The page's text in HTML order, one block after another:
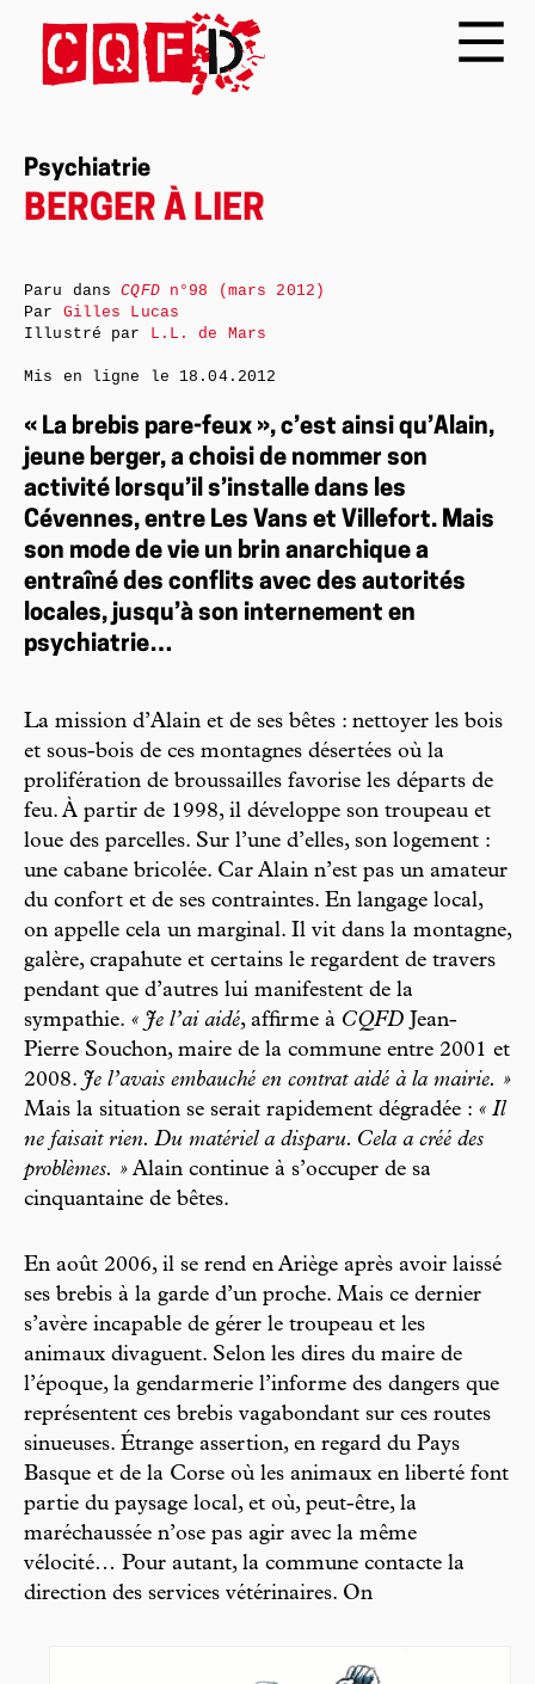
Psychiatrie
BERGER À LIER
« La brebis pare-feux », c’est ainsi qu’Alain,
jeune berger, a choisi de nommer son
activité lorsqu’il s’installe dans les
Cévennes, entre Les Vans et Villefort. Mais
son mode de vie un brin anarchique a
entraîné des conflits avec des autorités
locales, jusqu’à son internement en
psychiatrie…
La mission d’Alain et de ses bêtes : nettoyer les bois
et sous-bois de ces montagnes désertées où la
prolifération de broussailles favorise les départs de
feu. À partir de 1998, il développe son troupeau et
loue des parcelles. Sur l’une d’elles, son logement :
une cabane bricolée. Car Alain n’est pas un amateur
du confort et de ses contraintes. En langage local,
on appelle cela un marginal. Il vit dans la montagne,
galère, crapahute et certains le regardent de travers
pendant que d’autres lui manifestent de la
sympathie. « Je l’ai aidé, affirme à CQFD Jean-
Pierre Souchon, maire de la commune entre 2001 et
2008. Je l’avais embauché en contrat aidé à la mairie. »
Mais la situation se serait rapidement dégradée : « Il
ne faisait rien. Du matériel a disparu. Cela a créé des
problèmes. » Alain continue à s’occuper de sa
cinquantaine de bêtes.
En août 2006, il se rend en Ariège après avoir laissé
ses brebis à la garde d’un proche. Mais ce dernier
s’avère incapable de gérer le troupeau et les
animaux divaguent. Selon les dires du maire de
l’époque, la gendarmerie l’informe des dangers que
représentent ces brebis vagabondant sur ces routes
sinueuses. Étrange assertion, en regard du Pays
Basque et de la Corse où les animaux en liberté font
partie du paysage local, et où, peut-être, la
maréchaussée n’ose pas agir avec la même
vélocité… Pour autant, la commune contacte la
direction des services vétérinaires. On
Paru dansCQFDn°98 (mars 2012)
Par Gilles Lucas
Illustré par L.L. de Mars
Mis en ligne le 18.04.2012